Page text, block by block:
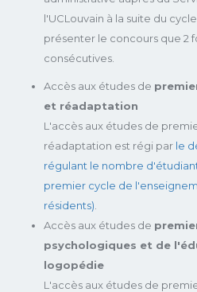
l'UCLouvain à la suite du
présenter le concours que 2
consécutives.
Accès aux études de
et réadaptation
L'accès aux études de
réadaptation est régi par le
régulant le nombre
premier cycle de
résidents)
Accès aux études de
psychologiques et de
logopédie
L'accès aux études de